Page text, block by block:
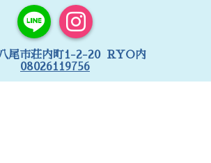
尾市荘内町1-2-20 RYO内
08026119756